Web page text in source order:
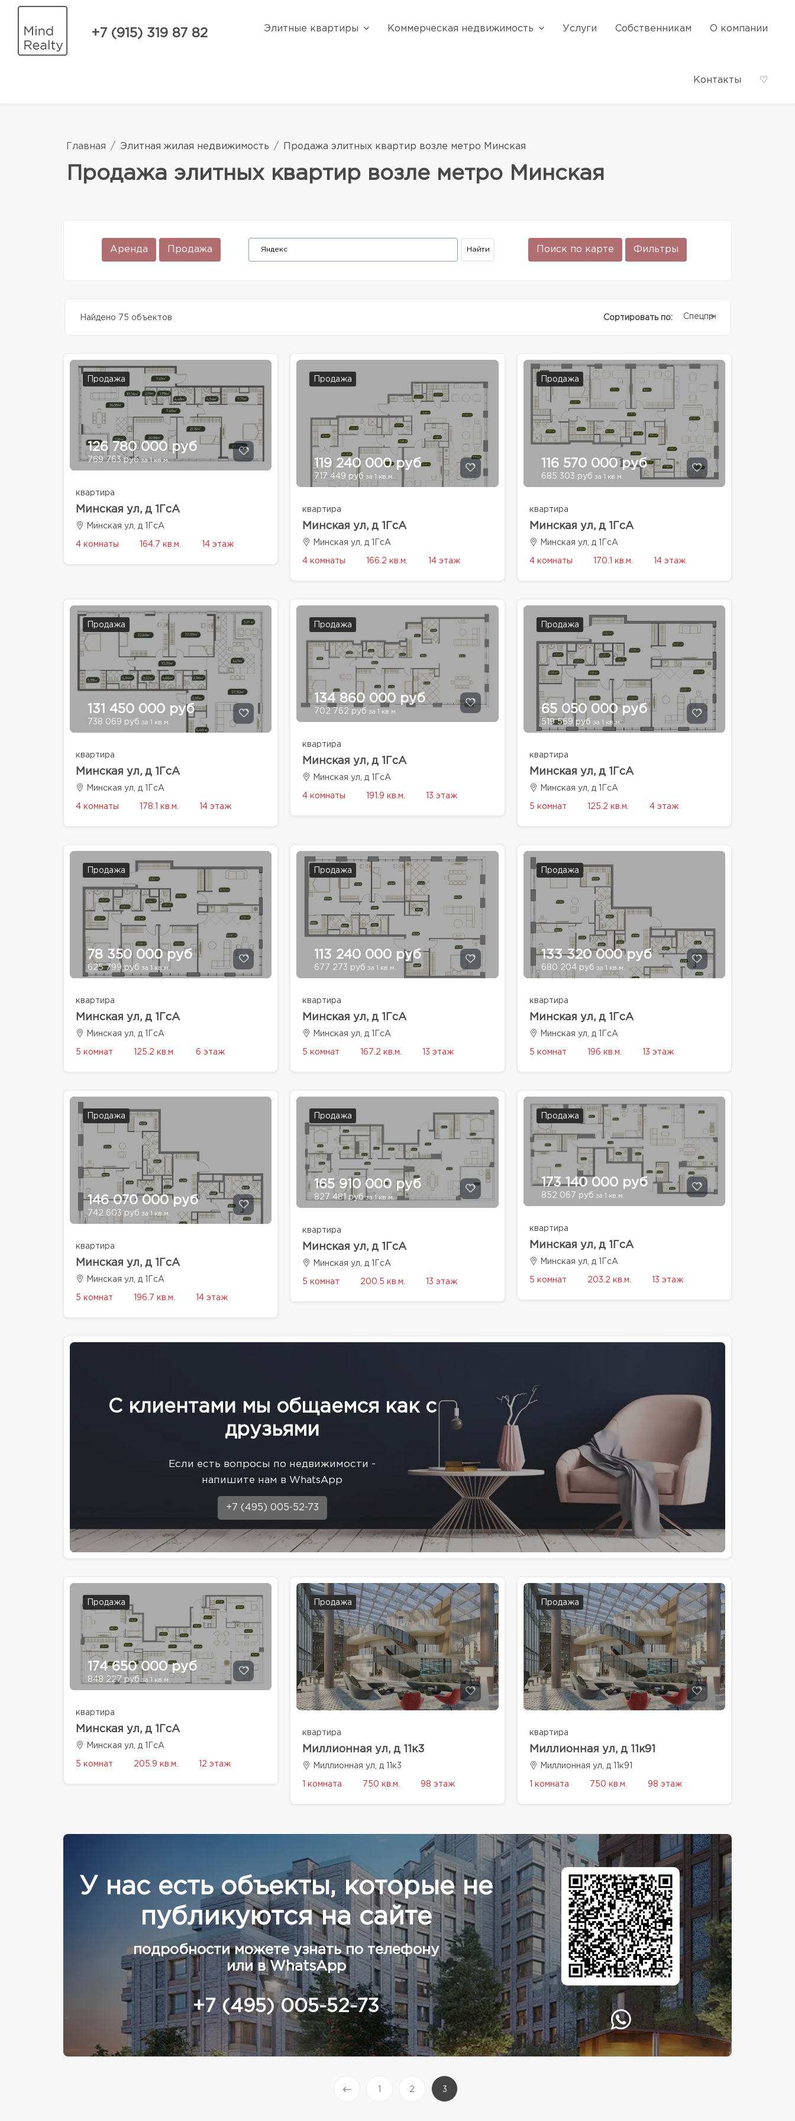
+7 (915) 319 87 82 Элитные квартиры Коммерческая недвижимость Услуги Собственникам О компании
Контакты ♡
Главная Элитная жилая недвижимость Продажа элитных квартир возле метро Минская
Продажа элитных квартир возле метро Минская
Аренда Продажа Поиск по карте Фильтры
Найдено 75 объектов Сортировать по: Спецпредолжение
Продажа
126 780 000 руб
769 763 рубза 1 кв.м.
квартира
Минская ул, д 1ГсА
Минская ул, д 1ГсА
4 комнаты 164.7 кв.м. 14 этаж
Продажа
119 240 000 руб
717 449 рубза 1 кв.м.
квартира
Минская ул, д 1ГсА
Минская ул, д 1ГсА
4 комнаты 166.2 кв.м. 14 этаж
Продажа
116 570 000 руб
685 303 руб за 1 кв.м.
квартира
Минская ул, д 1ГсА
Минская ул, д 1ГсА
4 комнаты 170.1 кв.м. 14 этаж
Продажа
131 450 000 руб
738 069 руб за 1 кв.м.
квартира
Минская ул, д 1ГсА
Минская ул, д 1ГсА
4 комнаты 178.1 кв.м. 14 этаж
Продажа
134 860 000 руб
702 762 руб за 1 кв.м.
квартира
Минская ул, д 1ГсА
Минская ул, д 1ГсА
4 комнаты 191.9 кв.м. 13 этаж
Продажа
65 050 000 руб
519 569 руб за 1 кв.м.
квартира
Минская ул, д 1ГсА
Минская ул, д 1ГсА
5 комнат 125.2 кв.м. 4 этаж
Продажа
78 350 000 руб
625 799 руб за 1 кв.м.
квартира
Минская ул, д 1ГсА
Минская ул, д 1ГсА
5 комнат 125.2 кв.м. 6 этаж
Продажа
113 240 000 руб
677 273 руб за 1 кв.м.
квартира
Минская ул, д 1ГсА
Минская ул, д 1ГсА
5 комнат 167.2 кв.м. 13 этаж
Продажа
133 320 000 руб
680 204 руб за 1 кв.м.
квартира
Минская ул, д 1ГсА
Минская ул, д 1ГсА
5 комнат 196 кв.м. 13 этаж
Продажа
146 070 000 руб
742 603 руб за 1 кв.м.
квартира
Минская ул, д 1ГсА
Минская ул, д 1ГсА
5 комнат 196.7 кв.м. 14 этаж
Продажа
165 910 000 руб
827 481 рубза 1 кв.м.
квартира
Минская ул, д 1ГсА
Минская ул, д 1ГсА
5 комнат 200.5 кв.м. 13 этаж
Продажа
173 140 000 руб
852 067 руб за 1 кв.м.
квартира
Минская ул, д 1ГсА
Минская ул, д 1ГсА
5 комнат 203.2 кв.м. 13 этаж
С клиентами мы общаемся как с
друзьями
Eсли есть вопросы по недвижимости -
напишите нам в WhatsApp
+7 (495) 005-52-73
Продажа
174 650 000 руб
848 227 рубза 1 кв.м.
квартира
Минская ул, д 1ГсА
Минская ул, д 1ГсА
5 комнат 205.9 кв.м. 12 этаж
Продажа
квартира
Миллионная ул, д 11к3
Миллионная ул, д 11к3
1 комната 750 кв.м. 98 этаж
Продажа
квартира
Миллионная ул, д 11к91
Миллионная ул, д 11к91
1 комната 750 кв.м. 98 этаж
У нас есть объекты, которые не
публикуются на сайте
подробности можете узнать по телефону
или в WhatsApp
+7 (495) 005-52-73
2 3(current)